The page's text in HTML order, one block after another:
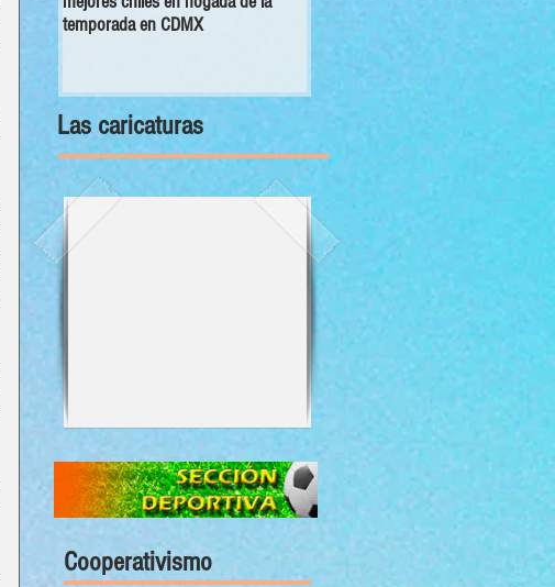
temporada en CDMX
inversión turística con bienestar y
sustentabilidad
Las caricaturas
Cooperativismo